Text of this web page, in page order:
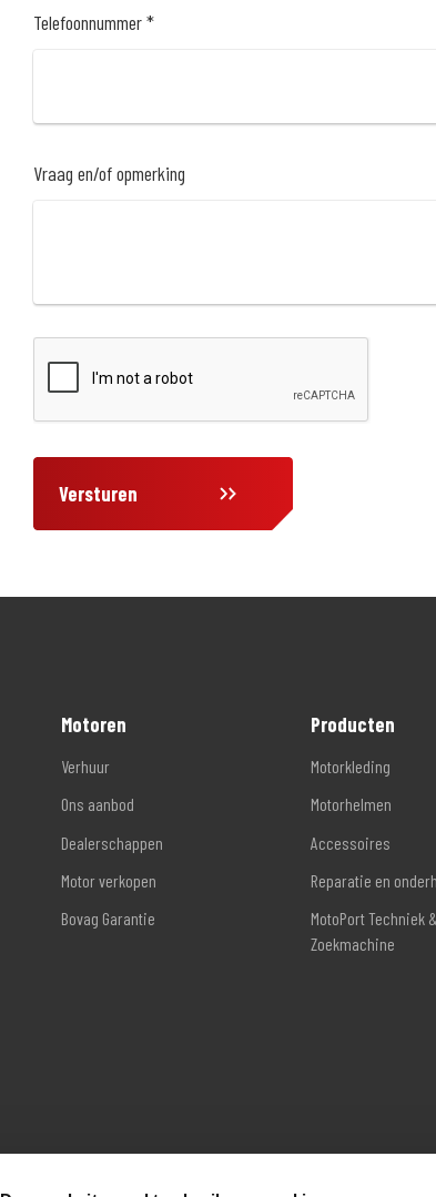
Telefoonnummer *
Vraag en/of opmerking
Versturen
Motoren
Verhuur
Ons aanbod
Dealerschappen
Motor verkopen
Bovag Garantie
Producten
Motorkleding
Motorhelmen
Accessoires
Reparatie en
MotoPort Techniek
Zoekmachine